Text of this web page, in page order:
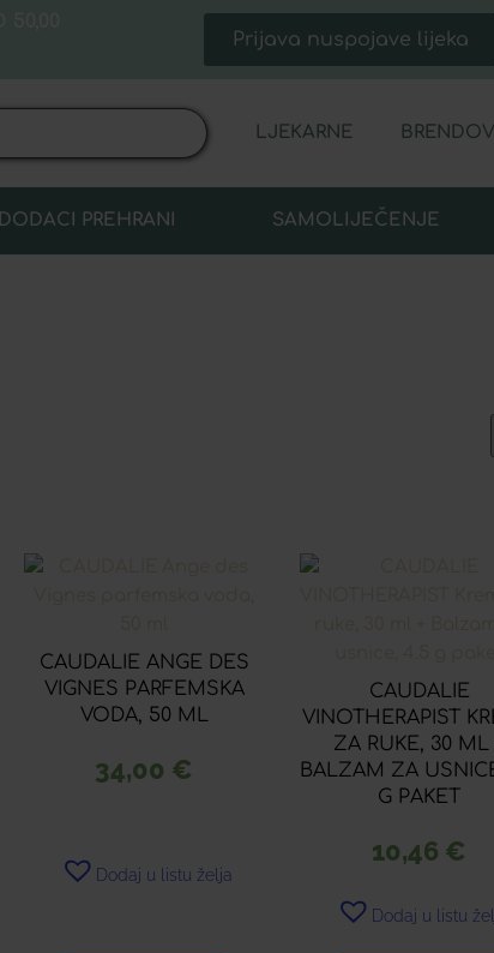
Prijava nuspojave lijeka
LJEKARNE BRENDOVI
DODACI PREHRANI SAMOLIJEČENJE
CAUDALIE ANGE DES
VIGNES PARFEMSKA
VODA, 50 ML
34,00 €
Dodaj u listu želja
CAUDALIE
VINOTHERAPIST
ZA RUKE, 30 ML
BALZAM ZA
G PAKET
10,46 €
Dodaj u listu